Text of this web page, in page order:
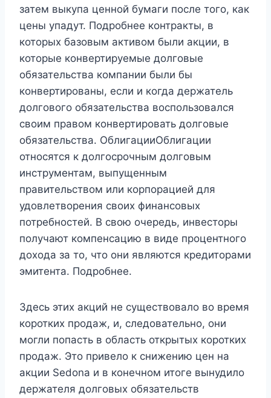
затем выкупа ценной бумаги после того, как
цены упадут. Подробнее контракты, в
которых базовым активом были акции, в
которые конвертируемые долговые
обязательства компании были бы
конвертированы, если и когда держатель
долгового обязательства воспользовался
своим правом конвертировать долговые
обязательства. ОблигацииОблигации
относятся к долгосрочным долговым
инструментам, выпущенным
правительством или корпорацией для
удовлетворения своих финансовых
потребностей. В свою очередь, инвесторы
получают компенсацию в виде процентного
дохода за то, что они являются кредиторами
эмитента. Подробнее.
Здесь этих акций не существовало во время
коротких продаж, и, следовательно, они
могли попасть в область открытых коротких
продаж. Это привело к снижению цен на
акции Sedona и в конечном итоге вынудило
держателя долговых обязательств